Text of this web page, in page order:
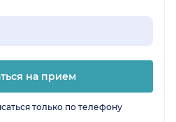
на прием
только по телефону